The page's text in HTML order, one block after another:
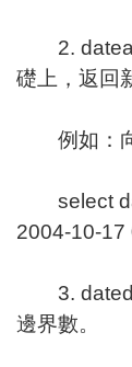
2.
礎上，返回
例如：向
select
2004-10-17
3. datediff
邊界數。